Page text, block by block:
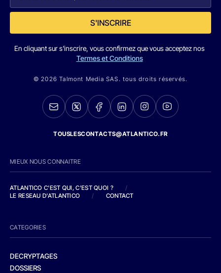
S'INSCRIRE
En cliquant sur s'inscrire, vous confirmez que vous acceptez nos
Termes et Conditions
© 2026 Talmont Media SAS. tous droits réservés.
TOUSLESCONTACTS@ATLANTICO.FR
MIEUX NOUS CONNAITRE
ATLANTICO C'EST QUI, C'EST QUOI ?
/
LE RESEAU D'ATLANTICO
/ CONTACT
CATEGORIES
DECRYPTAGES
DOSSIERS